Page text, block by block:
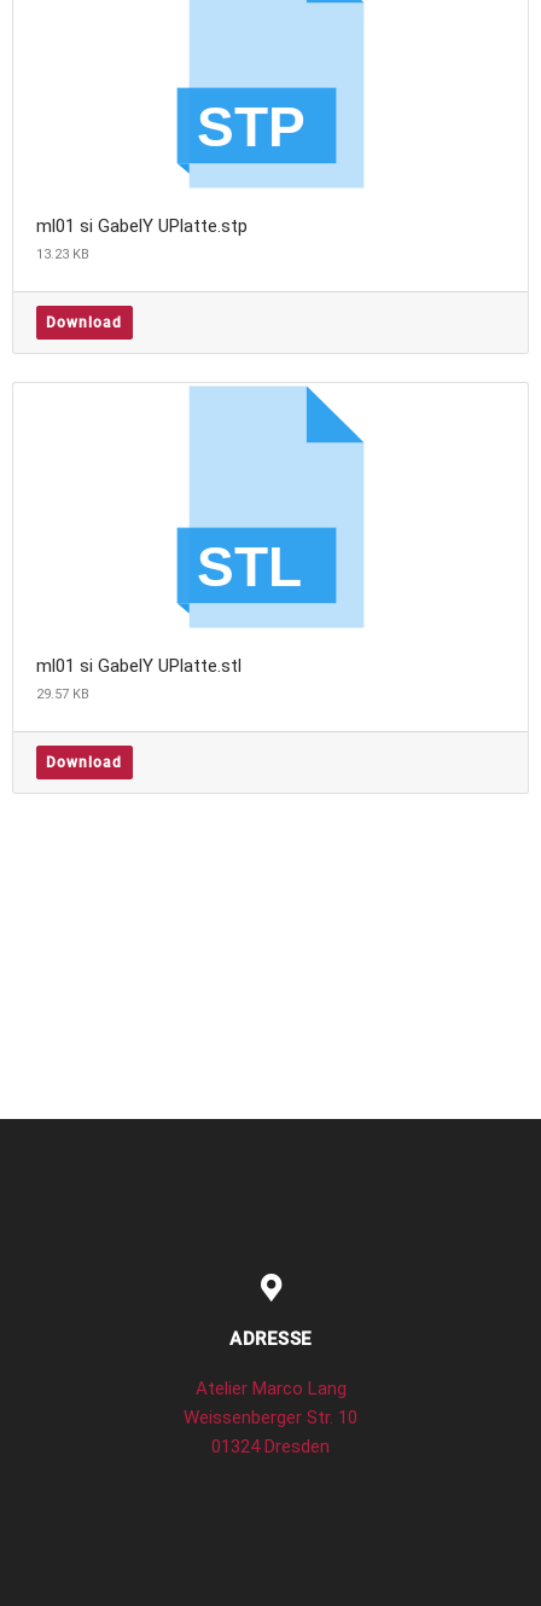
ml01 si GabelY UPlatte.stp
13.23 KB
Download
ml01 si GabelY UPlatte.stl
29.57 KB
Download
ADRESSE
Atelier Marco Lang
Weissenberger Str. 10
01324 Dresden